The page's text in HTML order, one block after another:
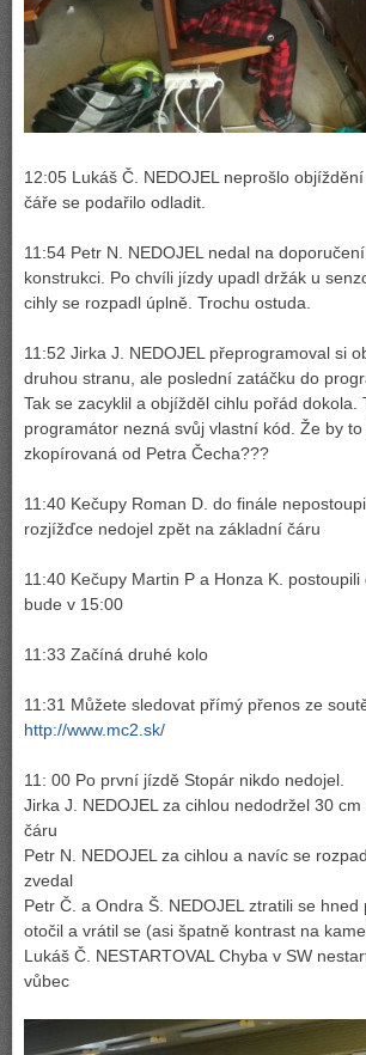
12:05 Lukáš Č. NEDOJEL neprošlo
čáře se podařilo odladit.
11:54 Petr N. NEDOJEL nedal na
konstrukci. Po chvíli jízdy upadl držák u
cihly se rozpadl úplně. Trochu ostuda.
11:52 Jirka J. NEDOJEL přeprogramoval si
druhou stranu, ale poslední zatáčku do
Tak se zacyklil a objížděl cihlu pořád dokola.
programátor nezná svůj vlastní kód. Že by
zkopírovaná od Petra Čecha???
11:40 Kečupy Roman D. do finále
rozjížďce nedojel zpět na základní čáru
11:40 Kečupy Martin P a Honza K.
bude v 15:00
11:33 Začíná druhé kolo
11:31 Můžete sledovat přímý přenos ze
http://www.mc2.sk/
11: 00 Po první jízdě Stopár nikdo nedojel.
Jirka J. NEDOJEL za cihlou nedodržel 30
čáru
Petr N. NEDOJEL za cihlou a navíc se
zvedal
Petr Č. a Ondra Š. NEDOJEL ztratili se
otočil a vrátil se (asi špatně kontrast na
Lukáš Č. NESTARTOVAL Chyba v SW
vůbec